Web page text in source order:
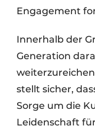
Engagement
Innerhalb der
Generation
stellt sicher,
Sorge um die
Leidenschaft